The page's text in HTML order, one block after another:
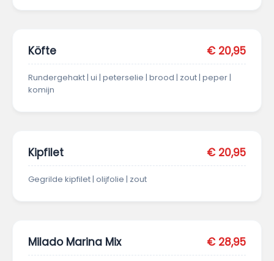
Köfte € 20,95
Rundergehakt | ui | peterselie | brood | zout | peper |
komijn
Kipfilet € 20,95
Gegrilde kipfilet | olijfolie | zout
Milado Marina Mix € 28,95